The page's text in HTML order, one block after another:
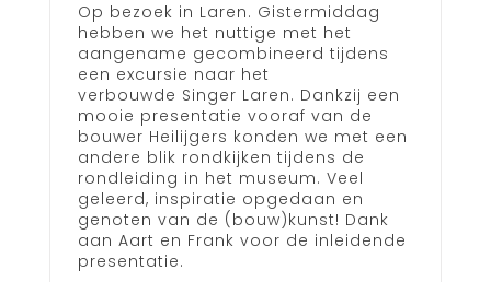
Op bezoek in Laren. Gistermiddag
hebben we het nuttige met het
aangename gecombineerd tijdens
een excursie naar het
verbouwde Singer Laren. Dankzij een
mooie presentatie vooraf van de
bouwer Heilijgers konden we met een
andere blik rondkijken tijdens de
rondleiding in het museum. Veel
geleerd, inspiratie opgedaan en
genoten van de (bouw)kunst! Dank
aan Aart en Frank voor de inleidende
presentatie.